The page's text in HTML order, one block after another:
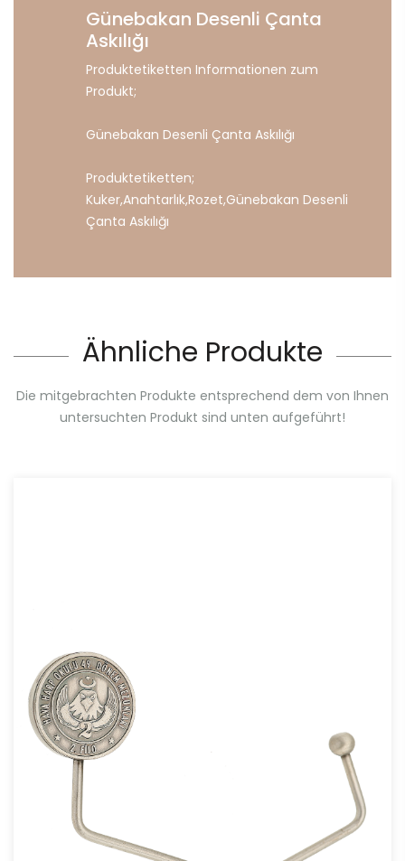
Günebakan Desenli Çanta
Askılığı
Produktetiketten Informationen zum
Produkt;
Günebakan Desenli Çanta Askılığı
Produktetiketten;
Kuker,Anahtarlık,Rozet,Günebakan Desenli
Çanta Askılığı
Ähnliche Produkte
Die mitgebrachten Produkte entsprechend dem von Ihnen
untersuchten Produkt sind unten aufgeführt!